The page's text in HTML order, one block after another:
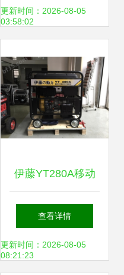
仕空调，守护居家
更新时间：2026-08-05
03:58:02
伊藤YT280A移动
车载式柴油发电电
焊一体机 日用电器
查看详情
更新时间：2026-08-05
08:21:23